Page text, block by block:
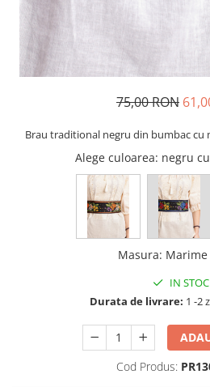
75,00 RON
Brau traditional negru din bumbac
Alege culoarea: negru
Masura:
IN STOC
Durata de livrare: 1 -2
Cod Produs: